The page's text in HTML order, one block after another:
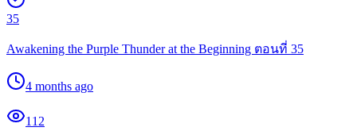
35
Awakening the Purple Thunder at the Beginning ตอนที่ 35
4 months ago
112